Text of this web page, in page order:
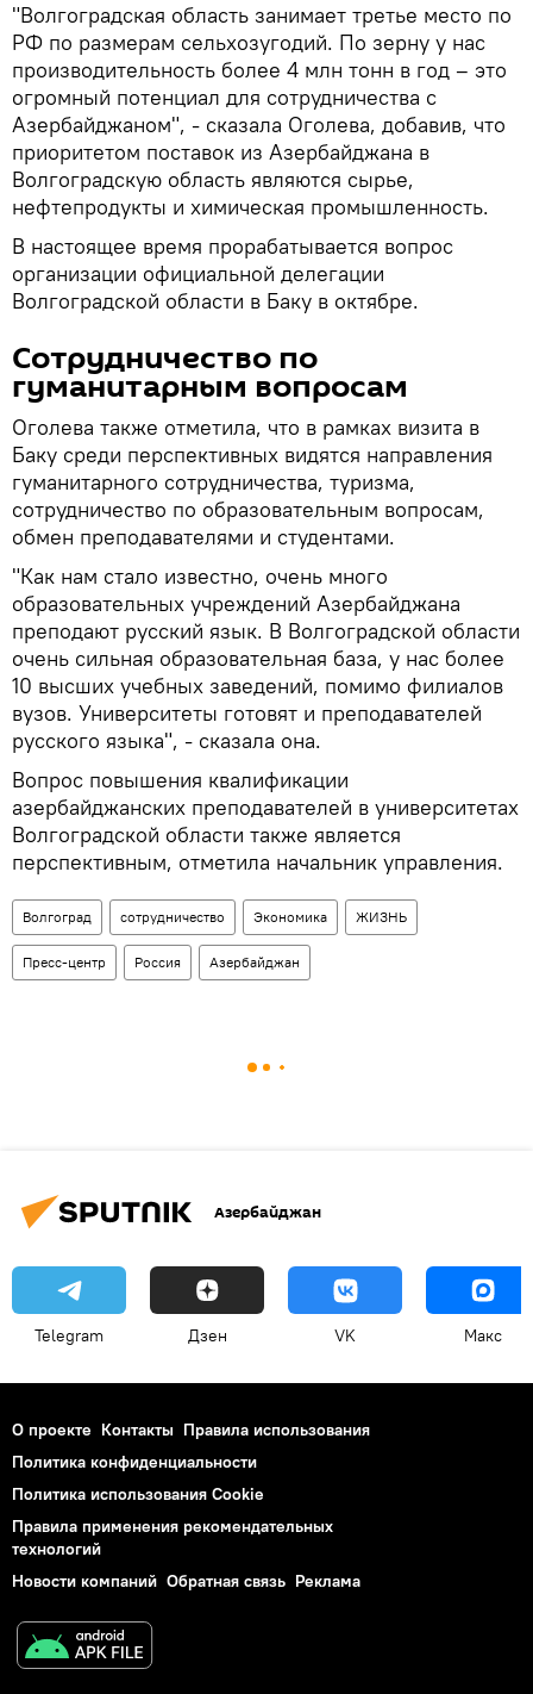
"Волгоградская область занимает третье место по
РФ по размерам сельхозугодий. По зерну у нас
производительность более 4 млн тонн в год – это
огромный потенциал для сотрудничества с
Азербайджаном", - сказала Оголева, добавив, что
приоритетом поставок из Азербайджана в
Волгоградскую область являются сырье,
нефтепродукты и химическая промышленность.
В настоящее время прорабатывается вопрос
организации официальной делегации
Волгоградской области в Баку в октябре.
Сотрудничество по
гуманитарным вопросам
Оголева также отметила, что в рамках визита в
Баку среди перспективных видятся направления
гуманитарного сотрудничества, туризма,
сотрудничество по образовательным вопросам,
обмен преподавателями и студентами.
"Как нам стало известно, очень много
образовательных учреждений Азербайджана
преподают русский язык. В Волгоградской области
очень сильная образовательная база, у нас более
10 высших учебных заведений, помимо филиалов
вузов. Университеты готовят и преподавателей
русского языка", - сказала она.
Вопрос повышения квалификации
азербайджанских преподавателей в университетах
Волгоградской области также является
перспективным, отметила начальник управления.
Волгоград сотрудничество Экономика ЖИЗНЬ
Пресс-центр Россия Азербайджан
Азербайджан
Telegram Дзен VK Макс
О проекте Контакты Правила использования
Политика конфиденциальности
Политика использования Cookie
Правила применения рекомендательных
технологий
Новости компаний Обратная связь Реклама